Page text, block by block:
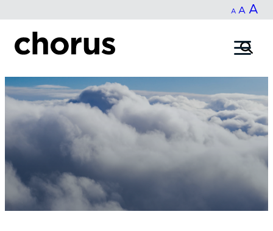
content
A Decrease
size.
A Reset
size.
A